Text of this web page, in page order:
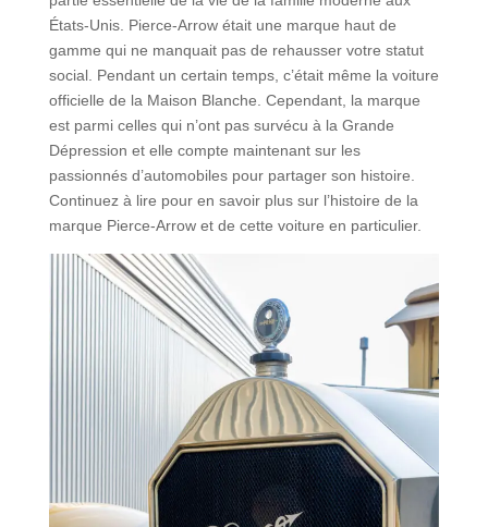
États-Unis. Pierce-Arrow était une marque haut de
gamme qui ne manquait pas de rehausser votre statut
social. Pendant un certain temps, c’était même la voiture
officielle de la Maison Blanche. Cependant, la marque
est parmi celles qui n’ont pas survécu à la Grande
Dépression et elle compte maintenant sur les
passionnés d’automobiles pour partager son histoire.
Continuez à lire pour en savoir plus sur l’histoire de la
marque Pierce-Arrow et de cette voiture en particulier.